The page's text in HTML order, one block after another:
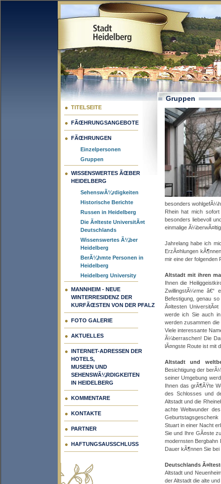
TITELSEITE
FÃŒHRUNGSANGEBOTE
FÃŒHRUNGEN
Einzelpersonen
Gruppen
WISSENSWERTES ÃŒBER
HEIDELBERG
SehenswÃ¼rdigkeiten
Historische Berichte
Russen in Heidelberg
Die Ã¤lteste UniversitÃ¤t
Deutschlands
Wissenswertes Ã¼ber
Heidelberg
BerÃ¼hmte Personen in
Heidelberg
Heidelberg University
MANNHEIM - NEUE
WINTERRESIDENZ DER
KURFÃŒSTEN VON DER PFALZ
FOTO GALERIE
AKTUELLES
INTERNET-ADRESSEN DER
HOTELS,
MUSEEN UND
SEHENSWÃ¼RDIGKEITEN
IN HEIDELBERG
KOMMENTARE
KONTAKTE
PARTNER
HAFTUNGSAUSSCHLUSS
Gruppen
besonders
Rhein hat mich
besonders liebevoll
einmalige
Jahrelang habe ich
ErzÃ¤hlungen
mir eine der folgenden
Altstadt mit ihren
Ihnen die
ZwillingstÃ¼rme â€“
Befestigung, genau
Ã¤ltesten
werde ich Sie auch
werden zusammen
Viele interessante
Ã¼berraschen! Die
lÃ¤ngste Route ist mit
Altstadt und
Besichtigung der
seiner Umgebung
Ihnen das grÃ¶ÃŸte
des Schlosses und
Altstadt und die
achte Weltwunder
Stuart in einer Nacht
Sie und Ihre GÃ¤ste
modernsten
Dauer kÃ¶nnen Sie
Deutschlands
Altstadt und
der Altstadt die alte